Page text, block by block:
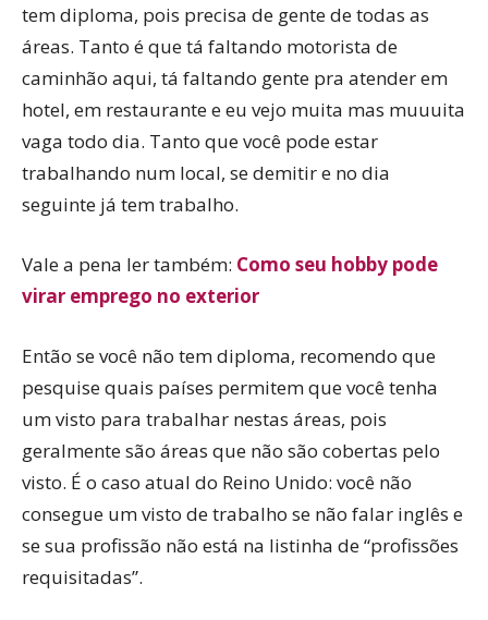
tem diploma, pois precisa de gente de todas as
áreas. Tanto é que tá faltando motorista de
caminhão aqui, tá faltando gente pra atender em
hotel, em restaurante e eu vejo muita mas muuuita
vaga todo dia. Tanto que você pode estar
trabalhando num local, se demitir e no dia
seguinte já tem trabalho.
Vale a pena ler também: Como seu hobby pode
virar emprego no exterior
Então se você não tem diploma, recomendo que
pesquise quais países permitem que você tenha
um visto para trabalhar nestas áreas, pois
geralmente são áreas que não são cobertas pelo
visto. É o caso atual do Reino Unido: você não
consegue um visto de trabalho se não falar inglês e
se sua profissão não está na listinha de “profissões
requisitadas”.